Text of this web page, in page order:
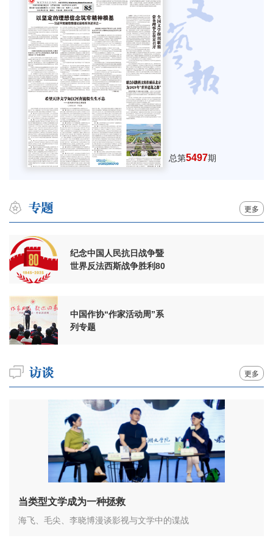
总第5497期
更多
纪念中国人民抗日战争暨
世界反法西斯战争胜利80
中国作协“作家活动周”系
列专题
更多
当类型文学成为一种拯救
海飞、毛尖、李晓博漫谈影视与文学中的谍战